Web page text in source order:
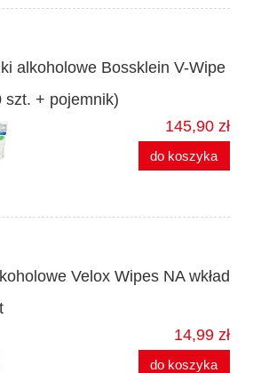
alkoholowe Bossklein V-Wipe
szt. + pojemnik)
145,90 zł
do koszyka
Velox Wipes NA wkład
14,99 zł
do koszyka